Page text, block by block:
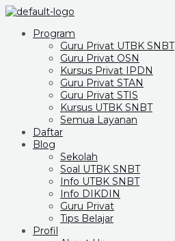
Program
Guru Privat UTBK SNBT
Guru Privat OSN
Kursus Privat IPDN
Guru Privat STAN
Guru Privat STIS
Kursus UTBK SNBT
Semua Layanan
Daftar
Blog
Sekolah
Soal UTBK SNBT
Info UTBK SNBT
Info DIKDIN
Guru Privat
Tips Belajar
Profil